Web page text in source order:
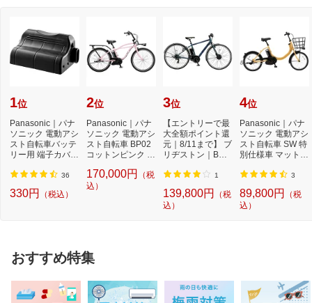
1位
Panasonic｜パナ
ソニック 電動アシ
スト自転車バッテ
リー用 端子カバー
36
330円 （税込）
2位
Panasonic｜パナ
ソニック 電動アシ
スト自転車 BP02
コットンピンク B
ン...
170,000円
（税
込）
3位
【エントリーで最
大全額ポイント還
元｜8/11まで】 ブ
リヂストン｜BRI
ア...
1
139,800円
（税
込）
4位
Panasonic｜パナ
ソニック 電動アシ
スト自転車 SW 特
別仕様車 マットハ
3
89,800円
（税
込）
おすすめ特集